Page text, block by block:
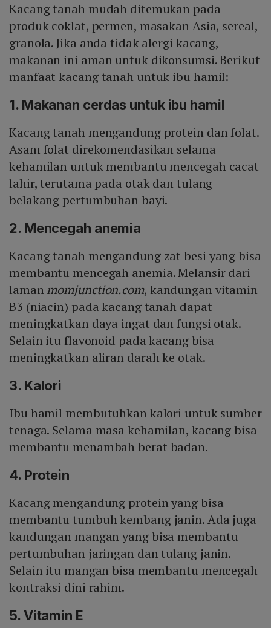
Kacang tanah mudah ditemukan pada
produk coklat, permen, masakan Asia, sereal,
granola. Jika anda tidak alergi kacang,
makanan ini aman untuk dikonsumsi. Berikut
manfaat kacang tanah untuk ibu hamil:
1. Makanan cerdas untuk ibu hamil
Kacang tanah mengandung protein dan folat.
Asam folat direkomendasikan selama
kehamilan untuk membantu mencegah cacat
lahir, terutama pada otak dan tulang
belakang pertumbuhan bayi.
2. Mencegah anemia
Kacang tanah mengandung zat besi yang bisa
membantu mencegah anemia. Melansir dari
laman momjunction.com, kandungan vitamin
B3 (niacin) pada kacang tanah dapat
meningkatkan daya ingat dan fungsi otak.
Selain itu flavonoid pada kacang bisa
meningkatkan aliran darah ke otak.
3. Kalori
Ibu hamil membutuhkan kalori untuk sumber
tenaga. Selama masa kehamilan, kacang bisa
membantu menambah berat badan.
4. Protein
Kacang mengandung protein yang bisa
membantu tumbuh kembang janin. Ada juga
kandungan mangan yang bisa membantu
pertumbuhan jaringan dan tulang janin.
Selain itu mangan bisa membantu mencegah
kontraksi dini rahim.
5. Vitamin E